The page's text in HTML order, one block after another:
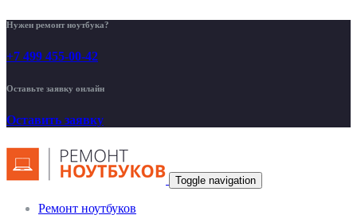
Нужен ремонт ноутбука?
+7 499 455-00-42
Оставьте заявку онлайн
Оставить заявку
Toggle navigation
Ремонт ноутбуков